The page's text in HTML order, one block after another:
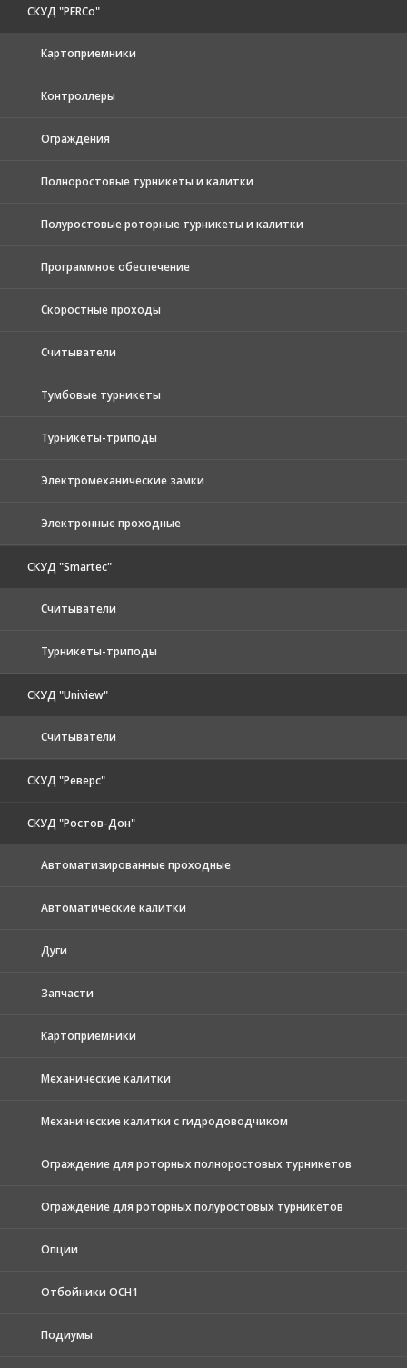
СКУД "PERCo"
Картоприемники
Контроллеры
Ограждения
Полноростовые турникеты и калитки
Полуростовые роторные турникеты и калитки
Программное обеспечение
Скоростные проходы
Считыватели
Тумбовые турникеты
Турникеты-триподы
Электромеханические замки
Электронные проходные
СКУД "Smartec"
Считыватели
Турникеты-триподы
СКУД "Uniview"
Считыватели
СКУД "Реверс"
СКУД "Ростов-Дон"
Автоматизированные проходные
Автоматические калитки
Дуги
Запчасти
Картоприемники
Механические калитки
Механические калитки с гидродоводчиком
Ограждение для роторных полноростовых турникетов
Ограждение для роторных полуростовых турникетов
Опции
Отбойники ОСН1
Подиумы